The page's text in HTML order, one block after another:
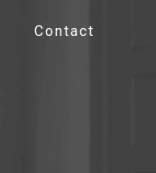
Contact